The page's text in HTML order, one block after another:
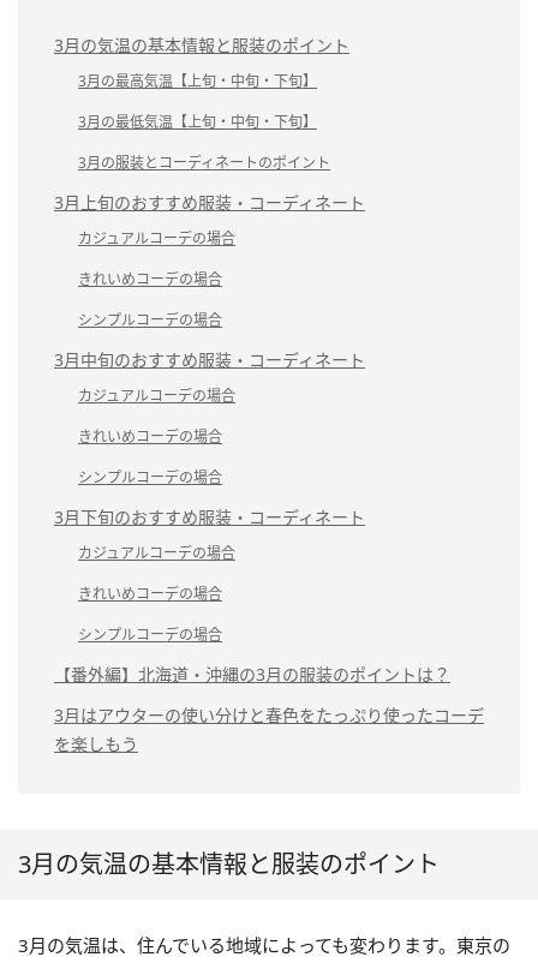
3月の気温の基本情報と服装のポイント
3月の最高気温【上旬・中旬・下旬】
3月の最低気温【上旬・中旬・下旬】
3月の服装とコーディネートのポイント
3月上旬のおすすめ服装・コーディネート
カジュアルコーデの場合
きれいめコーデの場合
シンプルコーデの場合
3月中旬のおすすめ服装・コーディネート
カジュアルコーデの場合
きれいめコーデの場合
シンプルコーデの場合
3月下旬のおすすめ服装・コーディネート
カジュアルコーデの場合
きれいめコーデの場合
シンプルコーデの場合
【番外編】北海道・沖縄の3月の服装のポイントは？
3月はアウターの使い分けと春色をたっぷり使ったコーデ
を楽しもう
3月の気温の基本情報と服装のポイント
3月の気温は、住んでいる地域によっても変わります。東京の